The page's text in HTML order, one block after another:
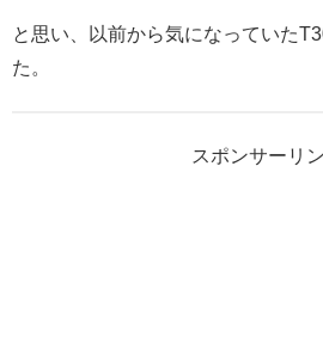
と思い、以前から気になっていた
た。
スポンサーリ